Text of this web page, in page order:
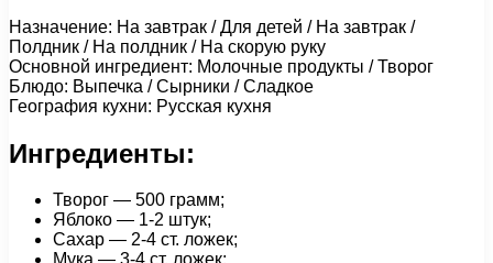
Назначение: На завтрак / Для детей / На завтрак /
Полдник / На полдник / На скорую руку
Основной ингредиент: Молочные продукты / Творог
Блюдо: Выпечка / Сырники / Сладкое
География кухни: Русская кухня
Ингредиенты:
Творог — 500 грамм;
Яблоко — 1-2 штук;
Сахар — 2-4 ст. ложек;